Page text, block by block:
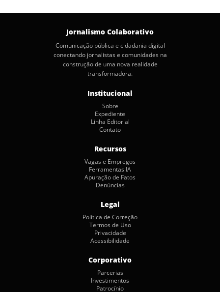
Jornalismo Colaborativo
Comunicação pública e cidadania digital
conectando jornalistas e comunidades na
construção de uma nova realidade
transformadora.
Institucional
Sobre
Expediente
Linha Editorial
Contato
Recursos
Vagas e Empregos
Ferramentas IA
Apuração de Fatos
Denúncias
Legal
Política de Correção
Termos de Uso
Privacidade
Acessibilidade
Corporativo
Parcerias
Investimentos
Patrocínio